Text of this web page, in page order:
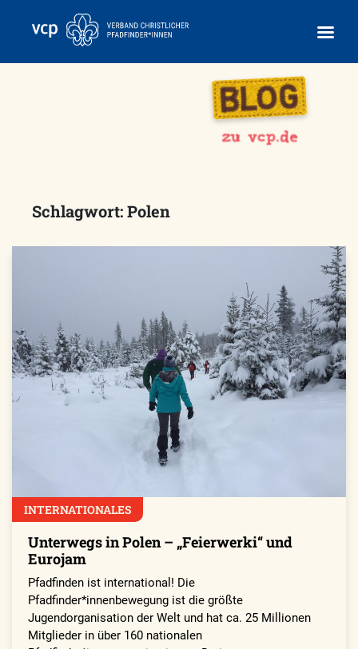
Schlagwort:Polen
INTERNATIONALES
Unterwegs in Polen – „Feierwerki“ und
Eurojam
Pfadfinden ist international! Die
Pfadfinder*innenbewegung ist die größte
Jugendorganisation der Welt und hat ca. 25 Millionen
Mitglieder in über 160 nationalen